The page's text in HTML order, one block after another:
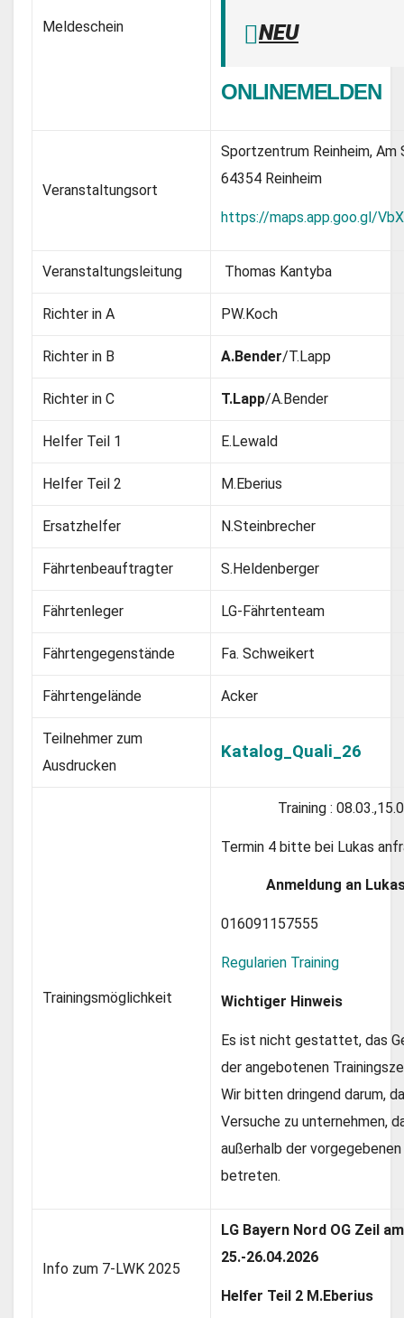
Meldeschein NEU
ONLINEMELDEN
Veranstaltungsort
Sportzentrum Reinheim,
64354 Reinheim
https://maps.app.goo.gl/
Veranstaltungsleitung Thomas Kantyba
Richter in A PW.Koch
Richter in B A.Bender/T.Lapp
Richter in C T.Lapp/A.Bender
Helfer Teil 1 E.Lewald
Helfer Teil 2 M.Eberius
Ersatzhelfer N.Steinbrecher
Fährtenbeauftragter S.Heldenberger
Fährtenleger LG-Fährtenteam
Fährtengegenstände Fa. Schweikert
Fährtengelände Acker
Teilnehmer zum
Ausdrucken
Katalog_Quali_26
Trainingsmöglichkeit
Training :
Termin 4 bitte bei Lukas
Anmeldung an
016091157555
Regularien Training
Wichtiger Hinweis
Es ist nicht gestattet, das
der angebotenen
Wir bitten dringend darum,
Versuche zu unternehmen,
außerhalb der
betreten.
Info zum 7-LWK 2025
LG Bayern Nord OG Zeil
25.-26.04.2026
Helfer Teil 2 M.Eberius